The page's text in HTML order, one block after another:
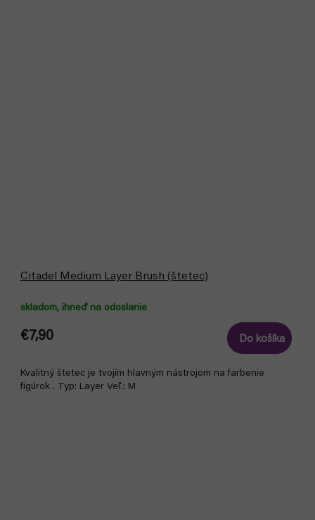
Citadel Medium Layer Brush (štetec)
skladom, ihneď na odoslanie
€7,90 Do košíka
Kvalitný štetec je tvojím hlavným nástrojom na farbenie
figúrok . Typ: Layer Veľ.: M